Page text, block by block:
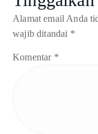
Alamat email Anda
wajib ditandai *
Komentar *